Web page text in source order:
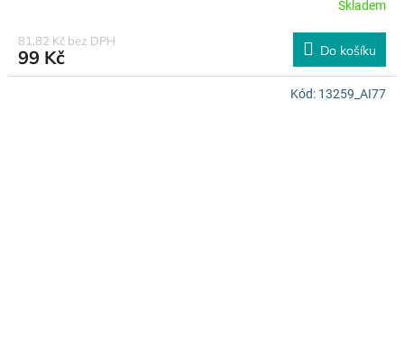
Skladem
81,82 Kč bez DPH
99 Kč Do košíku
Kód: 13259_AI77